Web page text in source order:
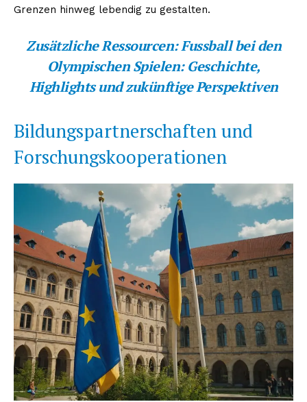
Grenzen hinweg lebendig zu gestalten.
Zusätzliche Ressourcen:Fussball bei den
Olympischen Spielen: Geschichte,
Highlights und zukünftige Perspektiven
Bildungspartnerschaften und
Forschungskooperationen